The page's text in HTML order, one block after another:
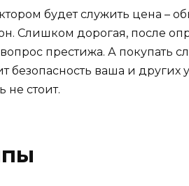
будет служить цена –
Слишком дорогая, после
престижа. А покупать
безопасность ваша и
не стоит.